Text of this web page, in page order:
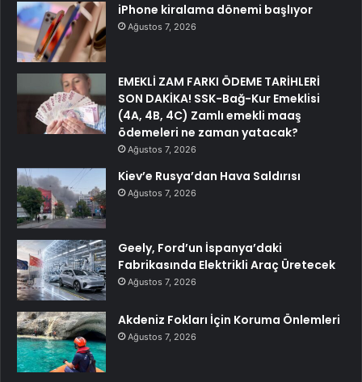
iPhone kiralama dönemi başlıyor
Ağustos 7, 2026
EMEKLİ ZAM FARKI ÖDEME TARİHLERİ
SON DAKİKA! SSK-Bağ-Kur Emeklisi
(4A, 4B, 4C) Zamlı emekli maaş
ödemeleri ne zaman yatacak?
Ağustos 7, 2026
Kiev’e Rusya’dan Hava Saldırısı
Ağustos 7, 2026
Geely, Ford’un İspanya’daki
Fabrikasında Elektrikli Araç Üretecek
Ağustos 7, 2026
Akdeniz Fokları İçin Koruma Önlemleri
Ağustos 7, 2026